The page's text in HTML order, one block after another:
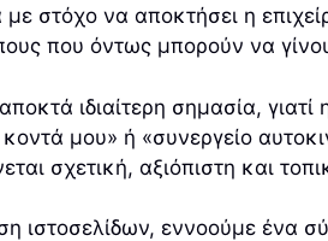
με στόχο να αποκτήσει η
που όντως μπορούν να
ιδιαίτερη σημασία,
μου» ή «συνεργείο
σχετική, αξιόπιστη και
ιστοσελίδων, εννοούμε ένα